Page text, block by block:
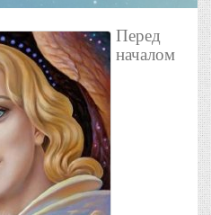
Перед
началом